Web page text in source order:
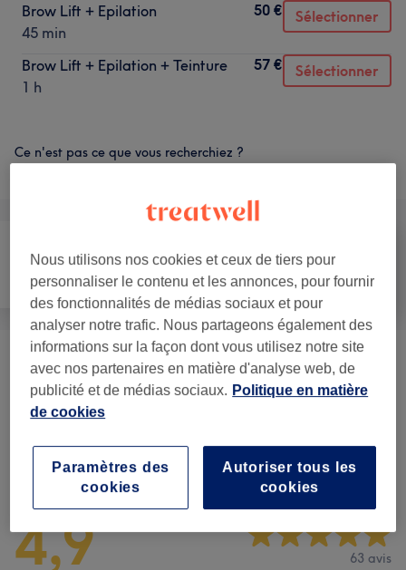
Brow Lift + Epilation
45 min
50 € Sélectionner
Brow Lift + Epilation + Teinture
1 h
57 € Sélectionner
Ce n'est pas ce que vous recherchiez ?
Beauté des pieds
Épilation Visage
Femme - BEAUTE DU REGARD +
EPILATION FIL (2)
à partir de 9 €
Avis sur l'établissement
4,9 63 avis
Nous utilisons nos cookies et ceux de tiers pour
personnaliser le contenu et les annonces, pour fournir
des fonctionnalités de médias sociaux et pour
analyser notre trafic. Nous partageons également des
informations sur la façon dont vous utilisez notre site
avec nos partenaires en matière d'analyse web, de
publicité et de médias sociaux. Politique en matière
de cookies
Autoriser tous les
cookies
Paramètres des
cookies